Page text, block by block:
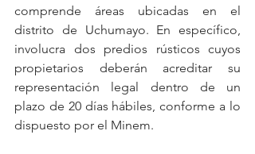
comprende áreas ubicadas en el
distrito de Uchumayo. En específico,
involucra dos predios rústicos cuyos
propietarios deberán acreditar su
representación legal dentro de un
plazo de 20 días hábiles, conforme a lo
dispuesto por el Minem.